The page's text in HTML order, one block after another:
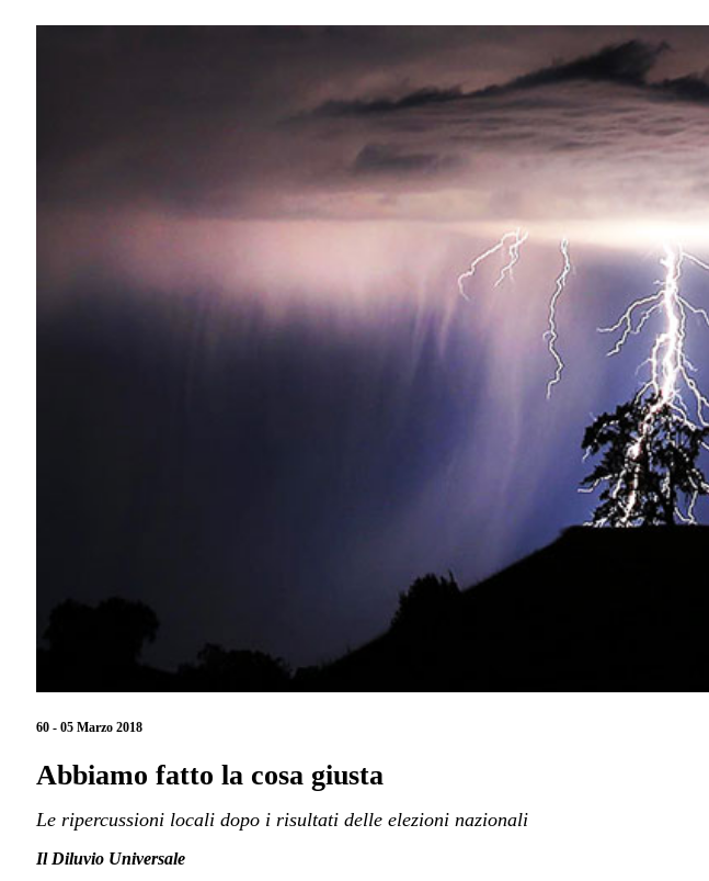
60 - 05 Marzo 2018
Abbiamo fatto la cosa giusta
Le ripercussioni locali dopo i risultati delle elezioni nazionali
Il Diluvio Universale